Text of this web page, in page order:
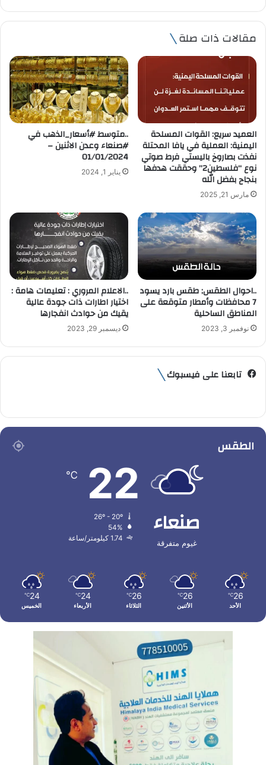
ر
د
ا
ك
ر
و
ن
ي
مقالات ذات صلة
العميد سريع: القوات المسلحة
اليمنية: العملية في يافا المحتلة
نفذت بصاروخ باليستي فرط صوتي
نوع “فلسطين2” وحققت هدفها
بنجاح بفضل الله
مارس 21, 2025
..متوسط #أسعار_الذهب في
#صنعاء وعدن الاثنين –
01/01/2024
يناير 1, 2024
..احوال الطقس; طقس بارد يسود
7 محافظات وأمطار متوقعة على
المناطق الساحلية
نوفمبر 3, 2023
..الاعلام المروري : تعليمات هامة :
اختيار اطارات ذات جودة عالية
يقيك من حوادث انفجارها
ديسمبر 29, 2023
تابعنا على فيسبوك
الطقس
صنعاء
غيوم متفرقة
22
℃
54%
1.74 كيلومتر/ساعة
26
℃
الأحد
26
℃
الأثنين
26
℃
الثلاثاء
24
℃
الأربعاء
24
℃
الخميس